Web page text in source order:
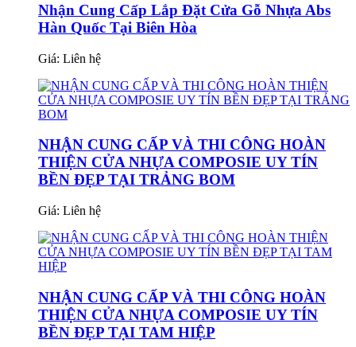
Nhận Cung Cấp Lắp Đặt Cửa Gỗ Nhựa Abs
Hàn Quốc Tại Biên Hòa
Giá: Liên hệ
NHẬN CUNG CẤP VÀ THI CÔNG HOÀN
THIỆN CỬA NHỰA COMPOSIE UY TÍN
BỀN ĐẸP TẠI TRẢNG BOM
Giá: Liên hệ
NHẬN CUNG CẤP VÀ THI CÔNG HOÀN
THIỆN CỬA NHỰA COMPOSIE UY TÍN
BỀN ĐẸP TẠI TAM HIỆP